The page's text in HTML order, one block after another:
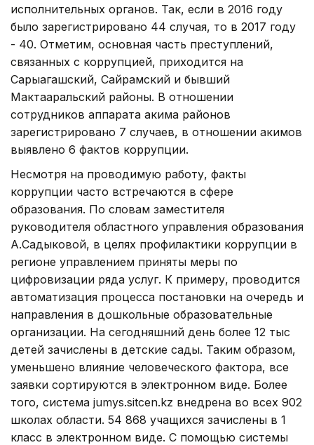
исполнительных органов. Так, если в 2016 году
было зарегистрировано 44 случая, то в 2017 году
- 40. Отметим, основная часть преступлений,
связанных с коррупцией, приходится на
Сарыагашский, Сайрамский и бывший
Мактааральский районы. В отношении
сотрудников аппарата акима районов
зарегистрировано 7 случаев, в отношении акимов
выявлено 6 фактов коррупции.
Несмотря на проводимую работу, факты
коррупции часто встречаются в сфере
образования. По словам заместителя
руководителя областного управления образования
А.Садыковой, в целях профилактики коррупции в
регионе управлением приняты меры по
цифровизации ряда услуг. К примеру, проводится
автоматизация процесса постановки на очередь и
направления в дошкольные образовательные
организации. На сегодняшний день более 12 тыс
детей зачислены в детские сады. Таким образом,
уменьшено влияние человеческого фактора, все
заявки сортируются в электронном виде. Более
того, система jumys.sitcen.kz внедрена во всех 902
школах области. 54 868 учащихся зачислены в 1
класс в электронном виде. С помощью системы